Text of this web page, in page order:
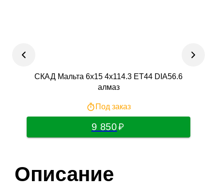
СКАД Мальта 6x15 4x114.3 ET44 DIA56.6
алмаз
Под заказ
9 850
Описание